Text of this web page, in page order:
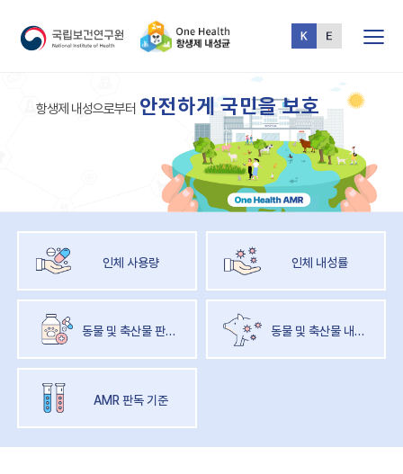
Health항생제 내성으로부터 안전하게 국민을 보호
인체 사용량 인체 내성률
동물 및 축산물 판매량 동물 및 축산물 내성률
AMR 판독 기준